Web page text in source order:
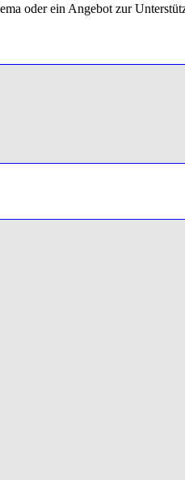
oder ein Angebot zur